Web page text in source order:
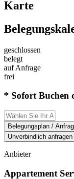
Karte
geschlossen
belegt
auf Anfrage
frei
* Sofort Buchen
Belegungsplan /
Unverbindlich anfragen
Anbieter
Appartement